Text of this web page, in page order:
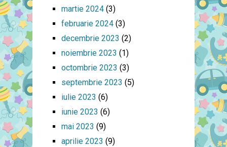
martie 2024(3)
februarie 2024(3)
decembrie 2023 (2)
noiembrie 2023 (1)
octombrie 2023 (3)
septembrie 2023 (5)
iulie 2023 (6)
iunie 2023 (6)
mai 2023 (9)
aprilie 2023 (9)